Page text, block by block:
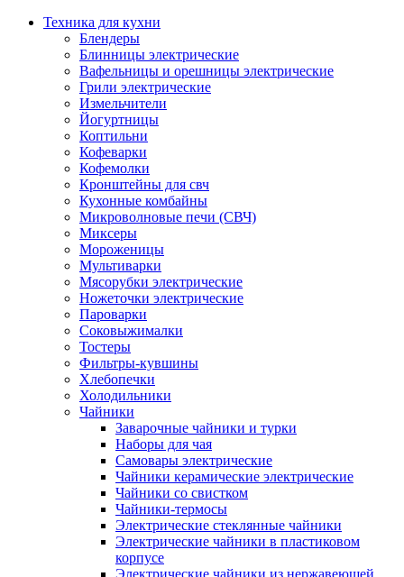
Техника для кухни
Блендеры
Блинницы электрические
Вафельницы и орешницы электрические
Грили электрические
Измельчители
Йогуртницы
Коптильни
Кофеварки
Кофемолки
Кронштейны для свч
Кухонные комбайны
Микроволновые печи (СВЧ)
Миксеры
Мороженицы
Мультиварки
Мясорубки электрические
Ножеточки электрические
Пароварки
Соковыжималки
Тостеры
Фильтры-кувшины
Хлебопечки
Холодильники
Чайники
Заварочные чайники и турки
Наборы для чая
Самовары электрические
Чайники керамические электрические
Чайники со свистком
Чайники-термосы
Электрические стеклянные чайники
Электрические чайники в пластиковом
корпусе
Электрические чайники из нержавеющей